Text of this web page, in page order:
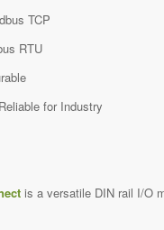
TCP
RTU
for Industry
is a versatile DIN rail I/O